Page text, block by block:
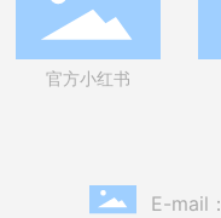
官方小红书
E-mail：